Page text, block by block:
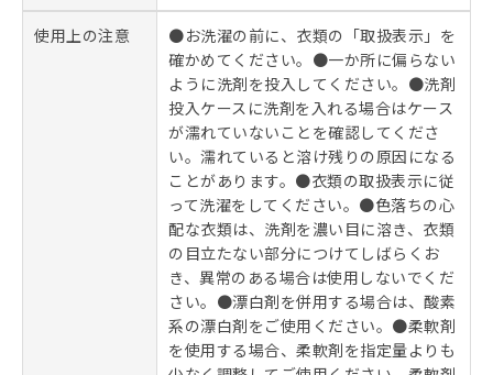
使用上の注意
●お洗濯の前に、衣類の「取扱表示」を
確かめてください。●一か所に偏らない
ように洗剤を投入してください。●洗剤
投入ケースに洗剤を入れる場合はケース
が濡れていないことを確認してくださ
い。濡れていると溶け残りの原因になる
ことがあります。●衣類の取扱表示に従
って洗濯をしてください。●色落ちの心
配な衣類は、洗剤を濃い目に溶き、衣類
の目立たない部分につけてしばらくお
き、異常のある場合は使用しないでくだ
さい。●漂白剤を併用する場合は、酸素
系の漂白剤をご使用ください。●柔軟剤
を使用する場合、柔軟剤を指定量よりも